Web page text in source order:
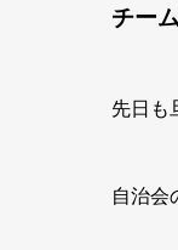
チー
先日 も
自治会